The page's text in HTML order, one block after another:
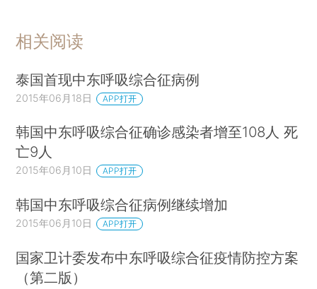
相关阅读
泰国首现中东呼吸综合征病例
2015年06月18日 APP打开
韩国中东呼吸综合征确诊感染者增至108人 死
亡9人
2015年06月10日 APP打开
韩国中东呼吸综合征病例继续增加
2015年06月10日 APP打开
国家卫计委发布中东呼吸综合征疫情防控方案
（第二版）